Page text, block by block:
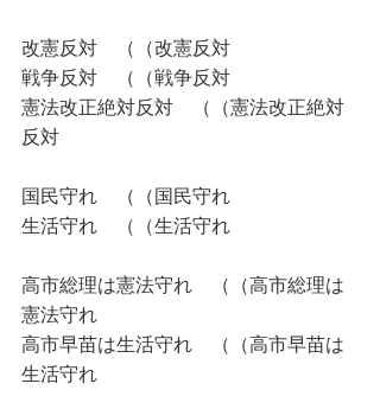
改憲反対　（（改憲反対
戦争反対　（（戦争反対
憲法改正絶対反対　（（憲法改正絶対
反対
国民守れ　（（国民守れ
生活守れ　（（生活守れ
高市総理は憲法守れ　（（高市総理は
憲法守れ
高市早苗は生活守れ　（（高市早苗は
生活守れ